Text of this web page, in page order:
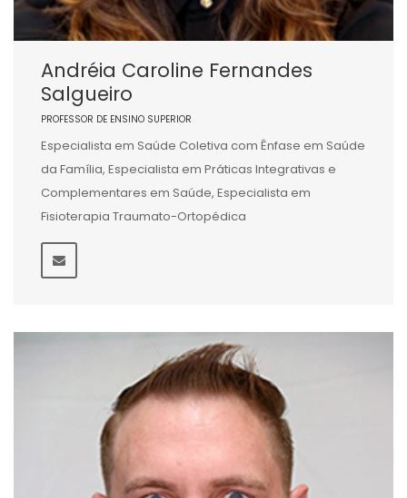
Andréia Caroline Fernandes
Salgueiro
PROFESSOR DE ENSINO SUPERIOR
Especialista em Saúde Coletiva com Ênfase em Saúde
da Família, Especialista em Práticas Integrativas e
Complementares em Saúde, Especialista em
Fisioterapia Traumato-Ortopédica